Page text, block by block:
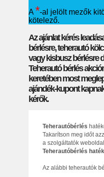
A *-al jelölt mezők
kötelező.
Az ajánlat kérés
bérlésre, teherautó
vagy kisbusz bérlésre
Teherautó bérlés
keretében most
ajándék-kupont
kérők.
Teherautóbérlés
Takarítson meg időt
a szolgáltatók
Teherautóbérlés
Az alábbi teherautók